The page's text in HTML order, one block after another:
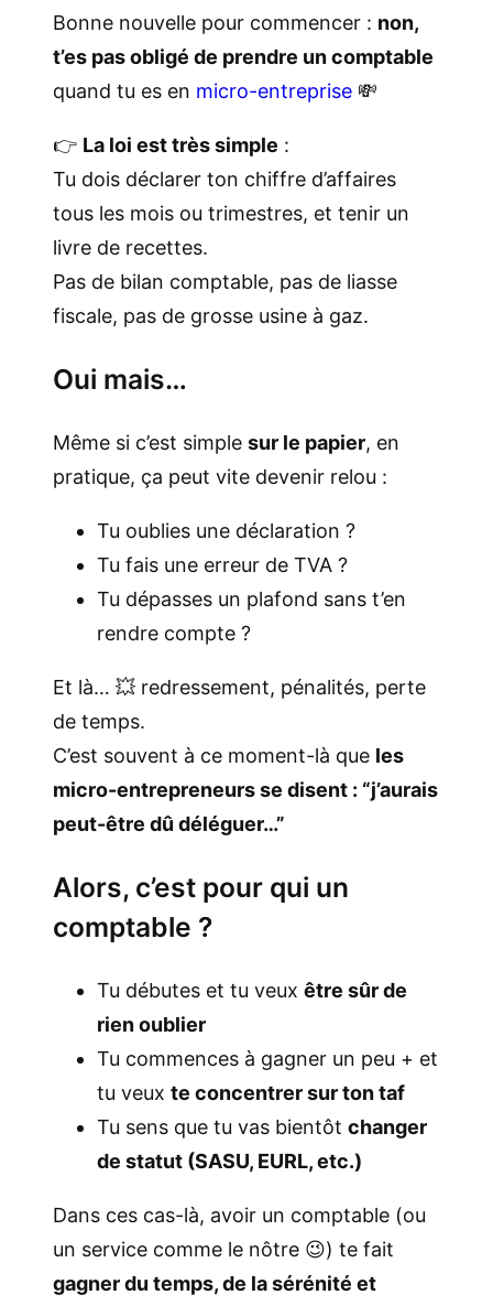
Bonne nouvelle pour commencer : non,
t’es pas obligé de prendre un comptable
quand tu es en micro-entreprise 💸
👉 La loi est très simple :
Tu dois déclarer ton chiffre d’affaires
tous les mois ou trimestres, et tenir un
livre de recettes.
Pas de bilan comptable, pas de liasse
fiscale, pas de grosse usine à gaz.
Oui mais…
Même si c’est simple sur le papier, en
pratique, ça peut vite devenir relou :
Tu oublies une déclaration ?
Tu fais une erreur de TVA ?
Tu dépasses un plafond sans t’en
rendre compte ?
Et là… 💥 redressement, pénalités, perte
de temps.
C’est souvent à ce moment-là que les
micro-entrepreneurs se disent : “j’aurais
peut-être dû déléguer…”
Alors, c’est pour qui un
comptable ?
Tu débutes et tu veux être sûr de
rien oublier
Tu commences à gagner un peu + et
tu veux te concentrer sur ton taf
Tu sens que tu vas bientôt changer
de statut (SASU, EURL, etc.)
Dans ces cas-là, avoir un comptable (ou
un service comme le nôtre 😉) te fait
gagner du temps, de la sérénité et